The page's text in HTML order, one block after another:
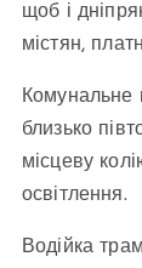
щоб і
містян,
Комунальне
близько
місцеву
освітлення.
Водійка